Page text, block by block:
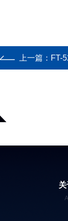
上一篇： FT-